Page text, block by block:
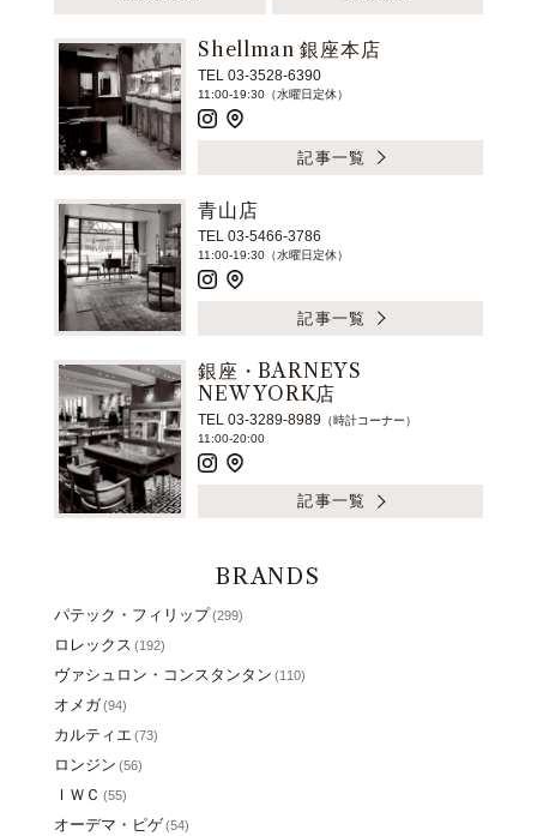
Shellman 銀座本店
TEL 03-3528-6390
11:00-19:30（水曜日定休）
記事一覧
青山店
TEL 03-5466-3786
11:00-19:30（水曜日定休）
記事一覧
銀座・BARNEYS
NEW YORK店
TEL 03-3289-8989 （時計コーナー）
11:00-20:00
記事一覧
BRANDS
パテック・フィリップ(299)
ロレックス (192)
ヴァシュロン・コンスタンタン (110)
オメガ(94)
カルティエ (73)
ロンジン (56)
ＩＷＣ (55)
オーデマ・ピゲ(54)